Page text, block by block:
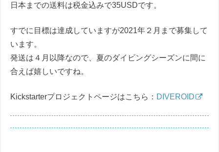
日本までの送料は税金込みで35USDです。
すでに目標は達成していますが2021年２月まで募集して
います。
発送は４月以降なので、夏のダイビングシーズンに間に
合えば嬉しいですね。
Kickstarterプロジェクトページはこちら： DIVEROID